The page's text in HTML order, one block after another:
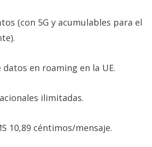
(con 5G y acumulables para el
datos en roaming en la UE.
ilimitadas.
10,89 céntimos/mensaje.